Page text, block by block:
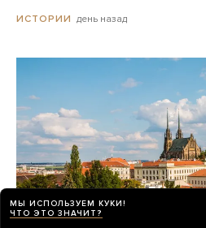
ИСТОРИИ день назад
МЫ ИСПОЛЬЗУЕМ КУКИ!
ЧТО ЭТО ЗНАЧИТ?